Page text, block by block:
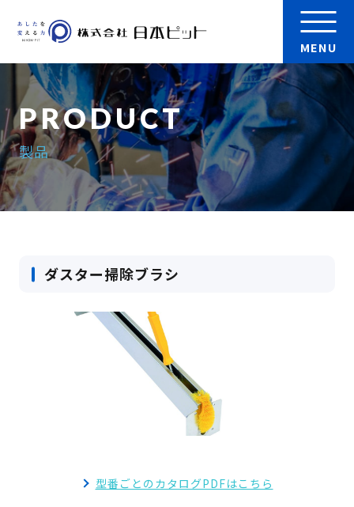
会社案内
製品
実績
採用情報
お問い合わせ
製品・見積もり窓口
097-547-8567
097-592-4141
MENU
製品
ダスター掃除ブラシ
型番ごとのカタログPDFはこちら
JP-GFH
JP-BH